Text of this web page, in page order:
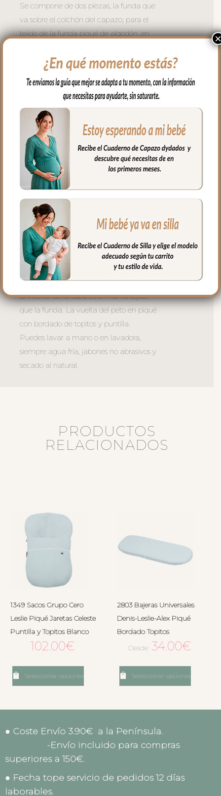
Se compone de dos piezas, la funda que
va sobre el colchón del capazo; para el
tejido de la funda piqué de algodón, en
permite cubrir la cremallera para no
Para la tapa del saco tejido piqué con
jaretas; un piqué de algodón.
El relleno de la funda es de micro fibra
hueca para mayor confort del bebé y
muy buena transpirabilidad. Por el revés
un tejido rejilla 3D para una mejor
ventilación.
La tapa del saco se une a la funda
mediante cremalleras laterales, siempre
al tono, que puedes abrir como necesites
o quitar la tapa entera y usar la funda
como colchoneta de capazo.
El relleno de la tapa es de micro fibra
hueca para mayor confort del bebé y
muy buena transpirabilidad.
El interior de la tapa es el mismo tejido
que la funda. La vuelta del peto en piqué
con bordado de topitos y puntilla.
Puedes lavar a mano o en lavadora,
siempre agua fría, jabones no abrasivos y
secado al natural.
PRODUCTOS
RELACIONADOS
1349 Sacos Grupo Cero
Leslie Piqué Jaretas Celeste
Puntilla y Topitos Blanco
102.00€
Seleccionar opciones
2803 Bajeras Universales
Denis-Leslie-Alex Piqué
Bordado Topitos
Desde: 34.00€
Seleccionar opciones
● Coste Envío 3.90€ a la Península.
-Envío incluido para compras
superiores a 150€.
● Fecha tope servicio de pedidos 12 días
laborables.
×